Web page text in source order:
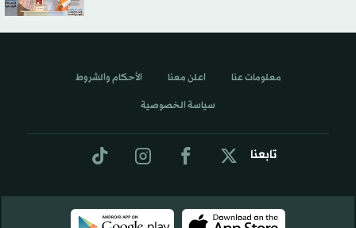
تابعنا
معلومات عنا اعلن معنا الأحكام والشروط
سياسة الخصوصية